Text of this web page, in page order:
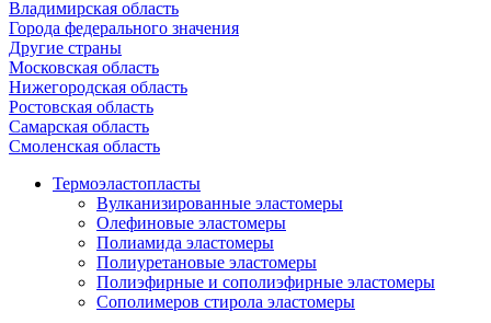
Владимирская область
Города федерального значения
Другие страны
Московская область
Нижегородская область
Ростовская область
Самарская область
Смоленская область
Термоэластопласты
Вулканизированные эластомеры
Олефиновые эластомеры
Полиамида эластомеры
Полиуретановые эластомеры
Полиэфирные и сополиэфирные эластомеры
Сополимеров стирола эластомеры